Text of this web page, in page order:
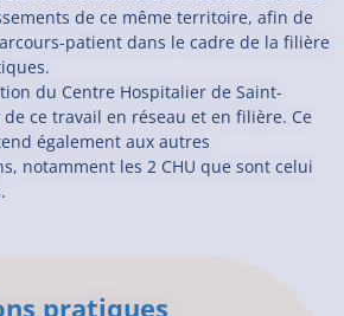
de ce même territoire, afin de
patient dans le cadre de la filière
du Centre Hospitalier de Saint-
ce travail en réseau et en filière. Ce
également aux autres
notamment les 2 CHU que sont celui
pratiques